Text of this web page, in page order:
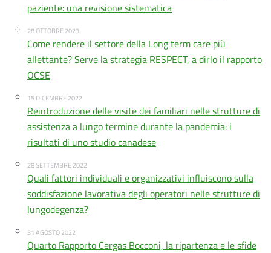
paziente: una revisione sistematica
28 OTTOBRE 2023
Come rendere il settore della Long term care più
allettante? Serve la strategia RESPECT, a dirlo il rapporto
OCSE
15 DICEMBRE 2022
Reintroduzione delle visite dei familiari nelle strutture di
assistenza a lungo termine durante la pandemia: i
risultati di uno studio canadese
28 SETTEMBRE 2022
Quali fattori individuali e organizzativi influiscono sulla
soddisfazione lavorativa degli operatori nelle strutture di
lungodegenza?
31 AGOSTO 2022
Quarto Rapporto Cergas Bocconi, la ripartenza e le sfide